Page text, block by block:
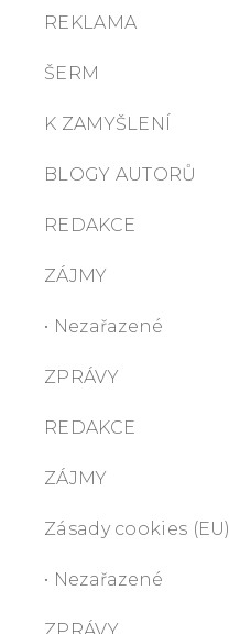
REKLAMA
ŠERM
K ZAMYŠLENÍ
BLOGY AUTORŮ
REDAKCE
ZÁJMY
• Nezařazené
ZPRÁVY
REDAKCE
ZÁJMY
Zásady cookies (EU)
• Nezařazené
ZPRÁVY